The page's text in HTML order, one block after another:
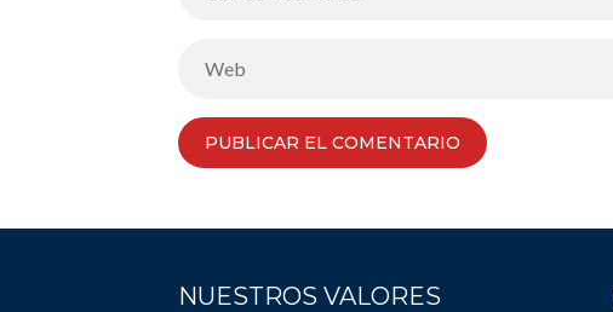
NUESTROS VALORES